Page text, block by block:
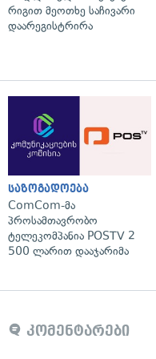
რიგით მეოთხე საჩივარი
დაარეგისტრირა
საზოგადოება
ComCom-მა
პროსამთავრობო
ტელეკომპანია POSTV 2
500 ლარით დააჯარიმა
კომენტარები